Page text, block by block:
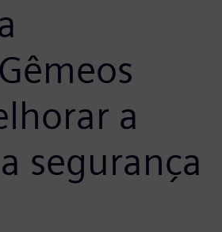
a
segurança